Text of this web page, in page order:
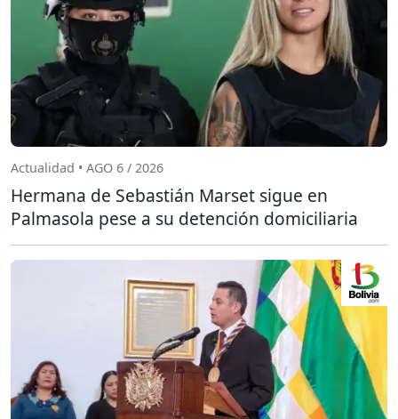
Actualidad • AGO 6 / 2026
Hermana de Sebastián Marset sigue en
Palmasola pese a su detención domiciliaria